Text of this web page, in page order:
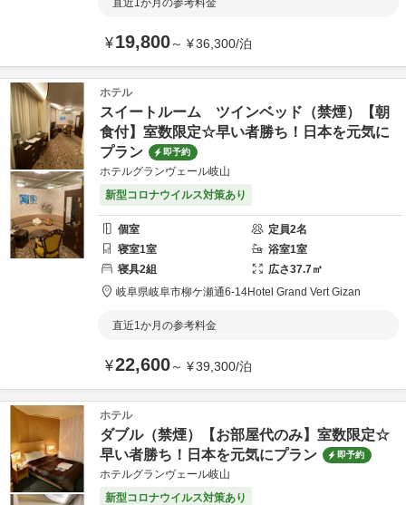
直近1か月の参考料金
¥19,800～ ¥36,300/泊
ホテル
スイートルーム ツインベッド（禁煙）【朝
食付】室数限定☆早い者勝ち！日本を元気に
プラン
即予約
ホテルグランヴェール岐山
新型コロナウイルス対策あり
個室 定員2名
寝室1室 浴室1室
寝具2組 広さ37.7㎡
岐阜県岐阜市柳ケ瀬通6-14Hotel Grand Vert Gizan
直近1か月の参考料金
¥22,600～ ¥39,300/泊
ホテル
ダブル（禁煙）【お部屋代のみ】室数限定☆
早い者勝ち！日本を元気にプラン
即予約
ホテルグランヴェール岐山
新型コロナウイルス対策あり